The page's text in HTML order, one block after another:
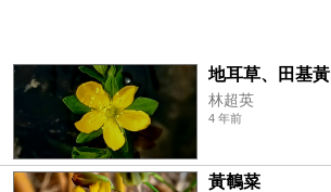
地耳草、田基黃
林超英
4 年前
黃鵪菜